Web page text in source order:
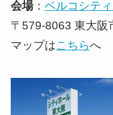
会場： ベルコシテ
〒579-8063 東大阪
マップはこちらへ